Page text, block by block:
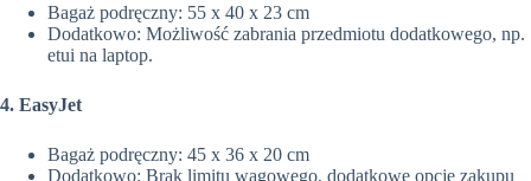
Bagaż podręczny: 55 x 40 x 23 cm
Dodatkowo: Możliwość zabrania przedmiotu dodatkowego, np.
etui na laptop.
4. EasyJet
Bagaż podręczny: 45 x 36 x 20 cm
Dodatkowo: Brak limitu wagowego, dodatkowe opcje zakupu